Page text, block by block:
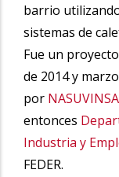
barrio
sistemas de
Fue un
de 2014 y
por NASUVINSA
entonces
Industria y
FEDER.